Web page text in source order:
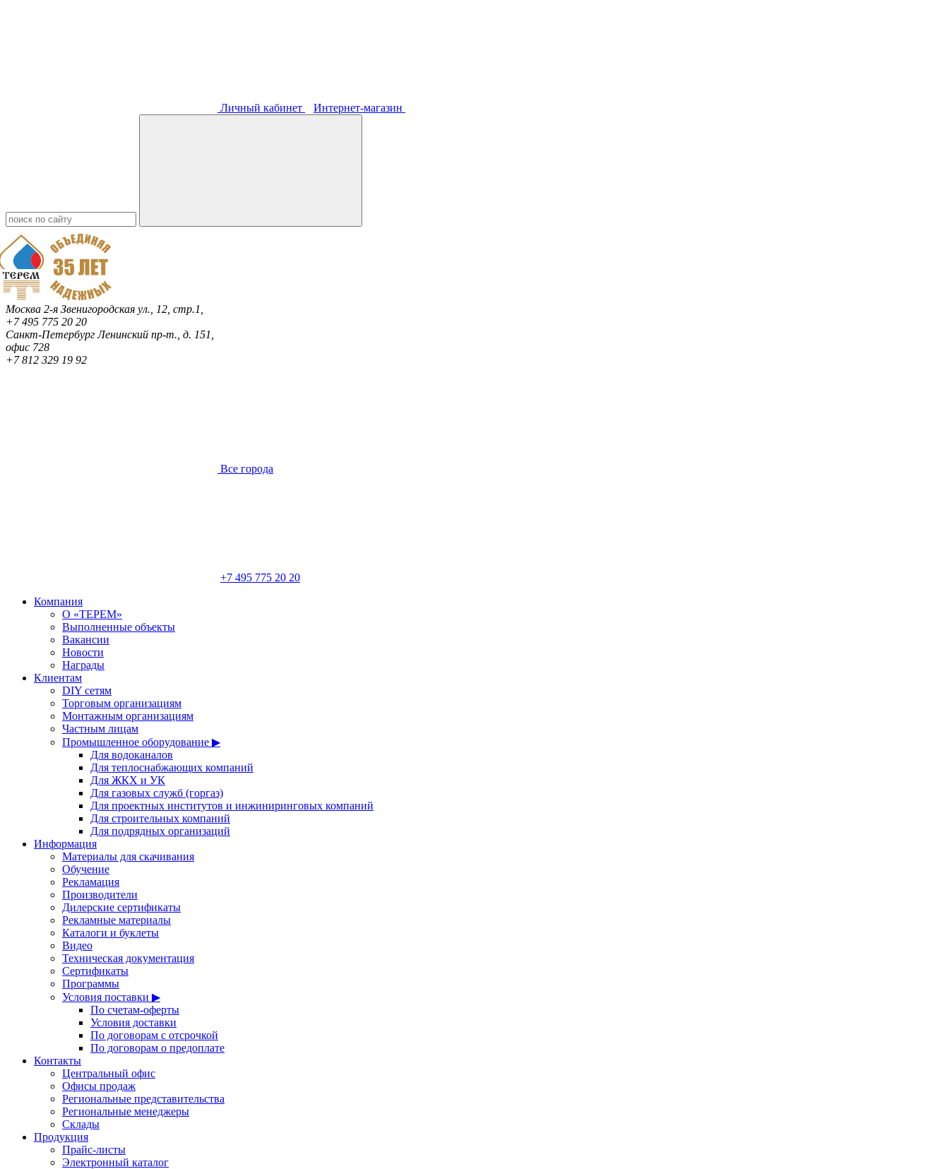
Личный кабинет Интернет-магазин
Москва 2-я Звенигородская ул., 12, стр.1,
+7 495 775 20 20
Санкт-ПетербургЛенинский пр-т., д. 151,
офис 728
+7 812 329 19 92
Все города
+7 495 775 20 20
Компания
О «ТЕРЕМ»
Выполненные объекты
Вакансии
Новости
Награды
Клиентам
DIY сетям
Торговым организациям
Монтажным организациям
Частным лицам
Промышленное оборудование ▶
Для водоканалов
Для теплоснабжающих компаний
Для ЖКХ и УК
Для газовых служб (горгаз)
Для проектных институтов и инжиниринговых компаний
Для строительных компаний
Для подрядных организаций
Информация
Материалы для скачивания
Обучение
Рекламация
Производители
Дилерские сертификаты
Рекламные материалы
Каталоги и буклеты
Видео
Техническая документация
Сертификаты
Программы
Условия поставки ▶
По счетам-оферты
Условия доставки
По договорам с отсрочкой
По договорам о предоплате
Контакты
Центральный офис
Офисы продаж
Региональные представительства
Региональные менеджеры
Склады
Продукция
Прайс-листы
Электронный каталог